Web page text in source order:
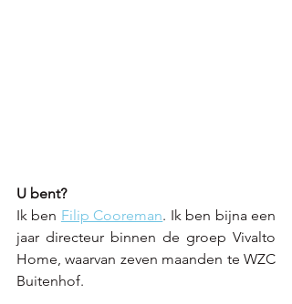
U bent?
Ik ben Filip Cooreman. Ik ben bijna een
jaar directeur binnen de groep Vivalto
Home, waarvan zeven maanden te WZC
Buitenhof.